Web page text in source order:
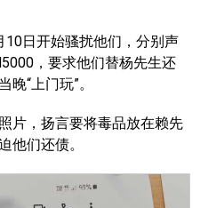
日开始骚扰他们，分别声
，要求他们替杨先生还
“上门玩”。
片，扬言要将毒品放在赖先
他们还债。